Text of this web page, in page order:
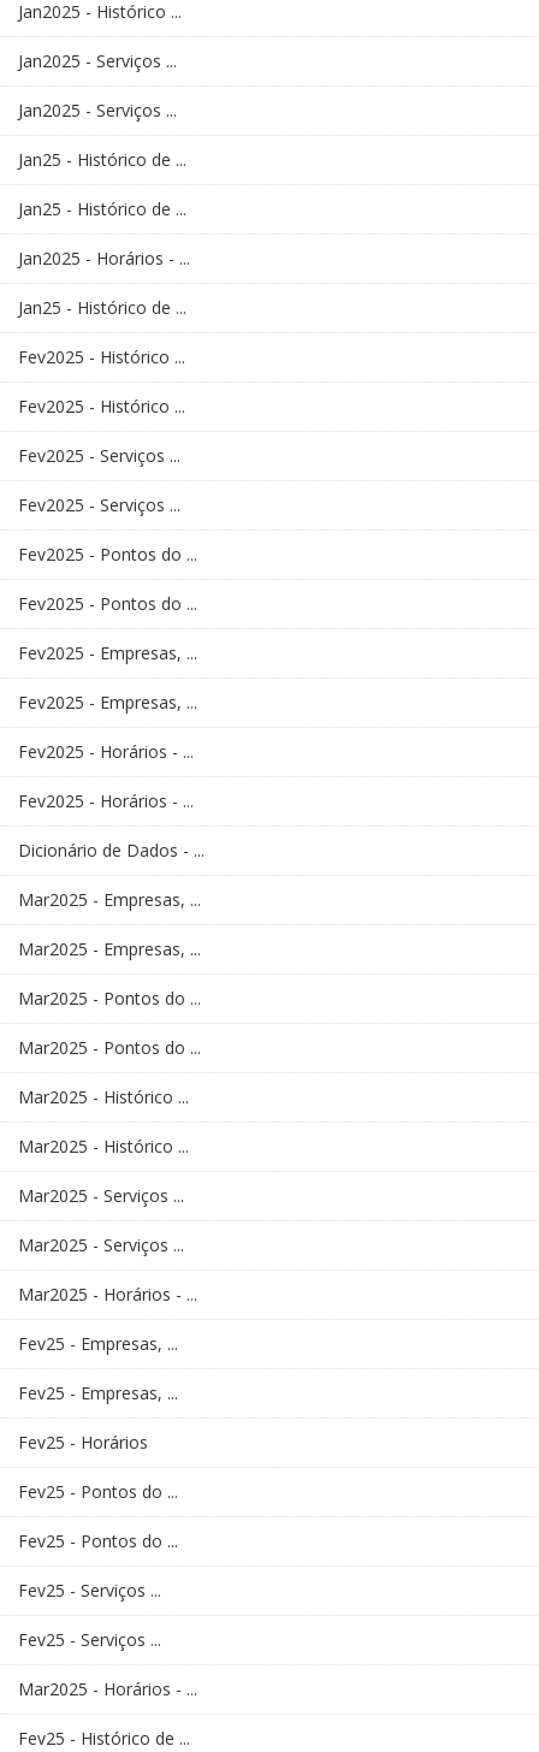
Jan2025 - Histórico ...
Jan2025 - Serviços ...
Jan2025 - Serviços ...
Jan25 - Histórico de ...
Jan25 - Histórico de ...
Jan2025 - Horários - ...
Jan25 - Histórico de ...
Fev2025 - Histórico ...
Fev2025 - Histórico ...
Fev2025 - Serviços ...
Fev2025 - Serviços ...
Fev2025 - Pontos do ...
Fev2025 - Pontos do ...
Fev2025 - Empresas, ...
Fev2025 - Empresas, ...
Fev2025 - Horários - ...
Fev2025 - Horários - ...
Dicionário de Dados - ...
Mar2025 - Empresas, ...
Mar2025 - Empresas, ...
Mar2025 - Pontos do ...
Mar2025 - Pontos do ...
Mar2025 - Histórico ...
Mar2025 - Histórico ...
Mar2025 - Serviços ...
Mar2025 - Serviços ...
Mar2025 - Horários - ...
Fev25 - Empresas, ...
Fev25 - Empresas, ...
Fev25 - Horários
Fev25 - Pontos do ...
Fev25 - Pontos do ...
Fev25 - Serviços ...
Fev25 - Serviços ...
Mar2025 - Horários - ...
Fev25 - Histórico de ...